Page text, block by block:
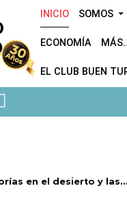
INICIO SOMOS
ECONOMÍA
EL CLUB BUEN
en el desierto y las...